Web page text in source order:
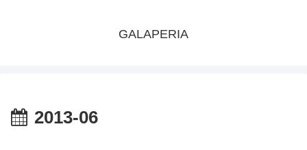
GALAPERIA
2013-06